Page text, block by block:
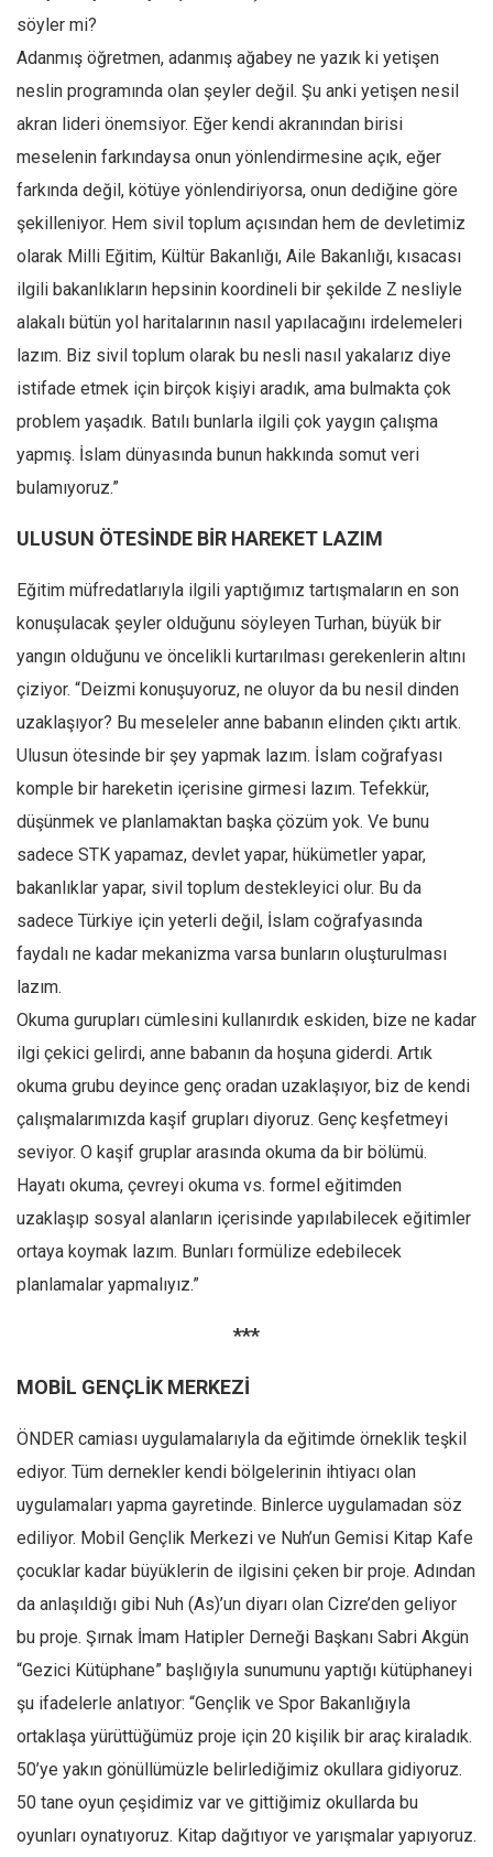
söyler mi?
Adanmış öğretmen, adanmış ağabey ne yazık ki yetişen
neslin programında olan şeyler değil. Şu anki yetişen nesil
akran lideri önemsiyor. Eğer kendi akranından birisi
meselenin farkındaysa onun yönlendirmesine açık, eğer
farkında değil, kötüye yönlendiriyorsa, onun dediğine göre
şekilleniyor. Hem sivil toplum açısından hem de devletimiz
olarak Milli Eğitim, Kültür Bakanlığı, Aile Bakanlığı, kısacası
ilgili bakanlıkların hepsinin koordineli bir şekilde Z nesliyle
alakalı bütün yol haritalarının nasıl yapılacağını irdelemeleri
lazım. Biz sivil toplum olarak bu nesli nasıl yakalarız diye
istifade etmek için birçok kişiyi aradık, ama bulmakta çok
problem yaşadık. Batılı bunlarla ilgili çok yaygın çalışma
yapmış. İslam dünyasında bunun hakkında somut veri
bulamıyoruz.”
ULUSUN ÖTESİNDE BİR HAREKET LAZIM
Eğitim müfredatlarıyla ilgili yaptığımız tartışmaların en son
konuşulacak şeyler olduğunu söyleyen Turhan, büyük bir
yangın olduğunu ve öncelikli kurtarılması gerekenlerin altını
çiziyor. “Deizmi konuşuyoruz, ne oluyor da bu nesil dinden
uzaklaşıyor? Bu meseleler anne babanın elinden çıktı artık.
Ulusun ötesinde bir şey yapmak lazım. İslam coğrafyası
komple bir hareketin içerisine girmesi lazım. Tefekkür,
düşünmek ve planlamaktan başka çözüm yok. Ve bunu
sadece STK yapamaz, devlet yapar, hükümetler yapar,
bakanlıklar yapar, sivil toplum destekleyici olur. Bu da
sadece Türkiye için yeterli değil, İslam coğrafyasında
faydalı ne kadar mekanizma varsa bunların oluşturulması
lazım.
Okuma gurupları cümlesini kullanırdık eskiden, bize ne kadar
ilgi çekici gelirdi, anne babanın da hoşuna giderdi. Artık
okuma grubu deyince genç oradan uzaklaşıyor, biz de kendi
çalışmalarımızda kaşif grupları diyoruz. Genç keşfetmeyi
seviyor. O kaşif gruplar arasında okuma da bir bölümü.
Hayatı okuma, çevreyi okuma vs. formel eğitimden
uzaklaşıp sosyal alanların içerisinde yapılabilecek eğitimler
ortaya koymak lazım. Bunları formülize edebilecek
planlamalar yapmalıyız.”
***
MOBİL GENÇLİK MERKEZİ
ÖNDER camiası uygulamalarıyla da eğitimde örneklik teşkil
ediyor. Tüm dernekler kendi bölgelerinin ihtiyacı olan
uygulamaları yapma gayretinde. Binlerce uygulamadan söz
ediliyor. Mobil Gençlik Merkezi ve Nuh’un Gemisi Kitap Kafe
çocuklar kadar büyüklerin de ilgisini çeken bir proje. Adından
da anlaşıldığı gibi Nuh (As)’un diyarı olan Cizre’den geliyor
bu proje. Şırnak İmam Hatipler Derneği Başkanı Sabri Akgün
“Gezici Kütüphane” başlığıyla sunumunu yaptığı kütüphaneyi
şu ifadelerle anlatıyor: “Gençlik ve Spor Bakanlığıyla
ortaklaşa yürüttüğümüz proje için 20 kişilik bir araç kiraladık.
50’ye yakın gönüllümüzle belirlediğimiz okullara gidiyoruz.
50 tane oyun çeşidimiz var ve gittiğimiz okullarda bu
oyunları oynatıyoruz. Kitap dağıtıyor ve yarışmalar yapıyoruz.